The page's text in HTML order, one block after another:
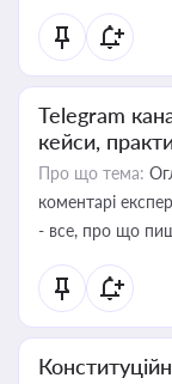
Telegram
кейси,
Про що тема:
коментарі
- все, про що